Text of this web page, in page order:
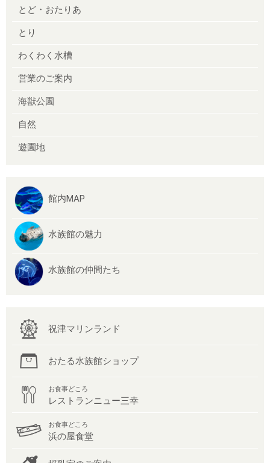
とど・おたりあ
とり
わくわく水槽
営業のご案内
海獣公園
自然
遊園地
館内MAP
水族館の魅力
水族館の仲間たち
祝津マリンランド
おたる水族館ショップ
お食事どころ
レストランニュー三幸
お食事どころ
浜の屋食堂